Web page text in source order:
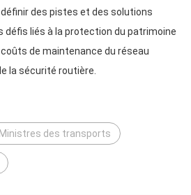
des pistes et des solutions
défis liés à la protection du patrimoine
de maintenance du réseau
la sécurité routière.
Ministres des transports